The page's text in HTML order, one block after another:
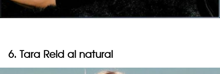
6. Tara Reid al natural